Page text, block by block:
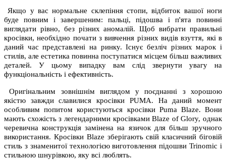
Якщо у вас нормальне склепіння стопи, відбиток вашої ноги
буде повним і завершеним: пальці, підошва і п'ята повинні
виглядати рівно, без різних аномалій. Щоб вибрати правильні
кросівки, необхідно почати з вивчення різних видів взуття, які в
даний час представлені на ринку. Існує безліч різних марок і
стилів, але естетика повинна поступатися місцем більш важливих
деталей. У цьому випадку вам слід звернути увагу на
функціональність і ефективність.
Оригінальним зовнішнім виглядом у поєднанні з хорошою
якістю завжди славилися кросівки PUMA. На даний момент
особливим попитом користуються кросівки Puma Blaze. Вони
мають схожість з легендарними кросівками Blaze of Glory, однак
черевична конструкція замінена на язичок для більш зручного
використання. Кросівки Blaze зберігають свій класичний біговій
стиль з знаменитої технологією виготовлення підошви Trinomic і
стильною шнурівкою, яку всі люблять.